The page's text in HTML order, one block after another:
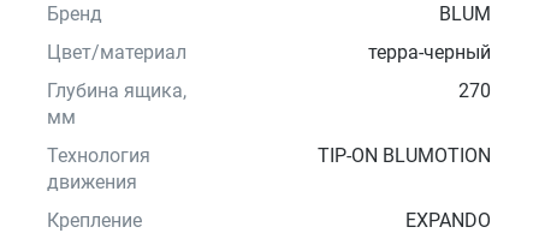
Бренд
BLUM
Цвет/материал
терра-черный
Глубина ящика,
мм
270
Технология
движения
TIP-ON BLUMOTION
Крепление
EXPANDO